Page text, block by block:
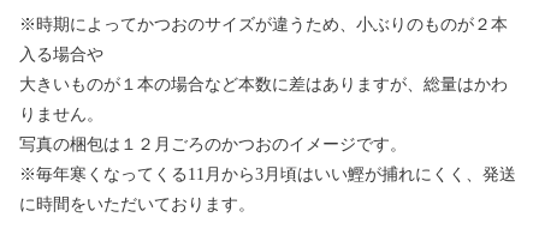
※時期によってかつおのサイズが違うため、小ぶりのものが２本
入る場合や
大きいものが１本の場合など本数に差はありますが、総量はかわ
りません。
写真の梱包は１２月ごろのかつおのイメージです。
※毎年寒くなってくる11月から3月頃はいい鰹が捕れにくく、発送
に時間をいただいております。